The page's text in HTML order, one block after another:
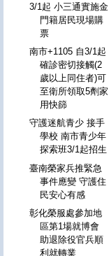
3/1起 小三通實施金
門籍居民現場購
票
南市+1105 自3/1起
確診密切接觸(2
歲以上同住者)可
至衛所領取5劑家
用快篩
守護迷航青少 接手
學校 南市青少年
探索班3/1起招生
臺南榮家兵推緊急
事件應變 守護住
民安心有感
彰化榮服處參加地
區第1場就博會
助退除役官兵順
利就轉業